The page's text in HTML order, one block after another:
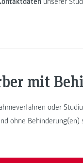
mit
oder
ohne Behinderung(en)